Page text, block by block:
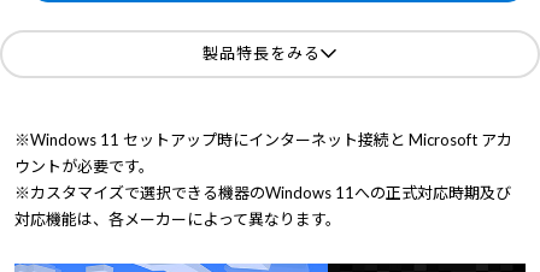
製品特長をみる
※Windows 11 セットアップ時にインターネット接続と Microsoft アカ
ウントが必要です。
※カスタマイズで選択できる機器のWindows 11への正式対応時期及び
対応機能は、各メーカーによって異なります。